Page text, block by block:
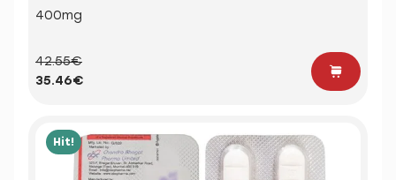
400mg
42.55€
35.46€
Hit!